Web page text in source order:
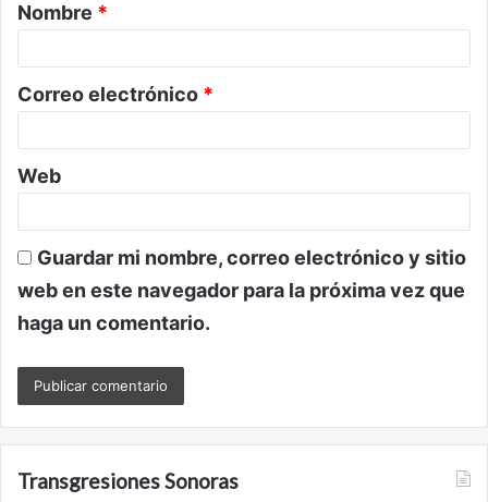
r
o
*
Nombre *
Correo electrónico *
Web
Guardar mi nombre, correo electrónico y sitio
web en este navegador para la próxima vez que
haga un comentario.
Transgresiones Sonoras